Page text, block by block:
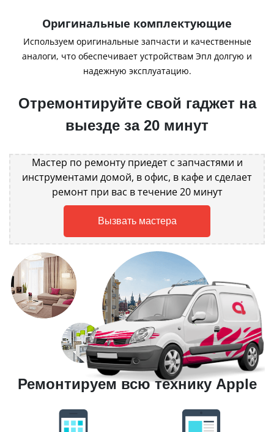
Оригинальные комплектующие
Используем оригинальные запчасти и качественные
аналоги, что обеспечивает устройствам Эпл долгую и
надежную эксплуатацию.
Отремонтируйте свой гаджет на
выезде за 20 минут
Мастер по ремонту приедет с запчастями и
инструментами домой, в офис, в кафе и сделает
ремонт при вас в течение 20 минут
Вызвать мастера
Ремонтируем всю технику Apple